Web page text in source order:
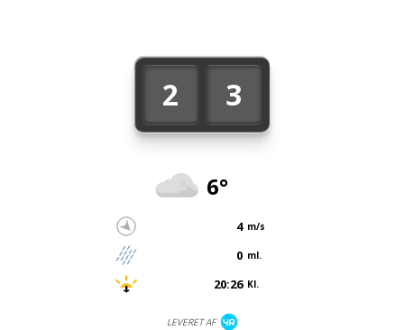
2 3
6°
4 m/s
0 ml.
20:26 Kl.
LEVERET AF